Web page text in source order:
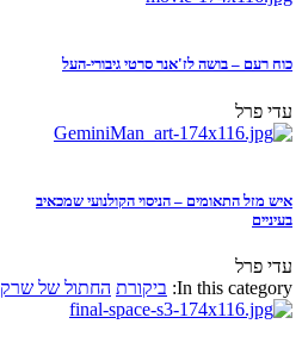
כוח רעם – בושה לז'אנר סרטי גיבורי-העל
עדי פרל
איש מזל התאומים – הניסוי הקולנועי שמכאיב
בעיניים
עדי פרל
In this category: ביקורת החתול של שרק 2: משאלה אחת ודי